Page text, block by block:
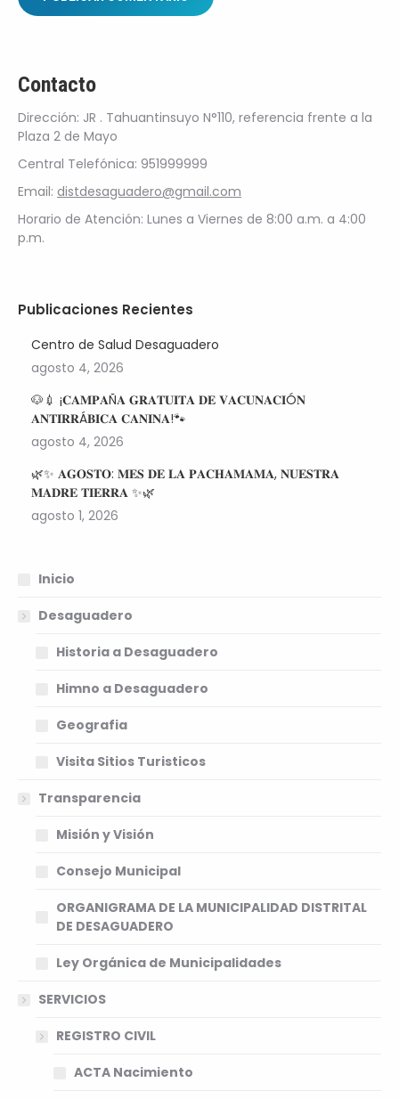
Contacto
Dirección: JR . Tahuantinsuyo N°110, referencia frente a la
Plaza 2 de Mayo
Central Telefónica: 951999999
Email: distdesaguadero@gmail.com
Horario de Atención: Lunes a Viernes de 8:00 a.m. a 4:00
p.m.
Publicaciones Recientes
Centro de Salud Desaguadero
agosto 4, 2026
🐶💉 ¡𝐂𝐀𝐌𝐏𝐀Ñ𝐀 𝐆𝐑𝐀𝐓𝐔𝐈𝐓𝐀 𝐃𝐄 𝐕𝐀𝐂𝐔𝐍𝐀𝐂𝐈Ó𝐍
𝐀𝐍𝐓𝐈𝐑𝐑Á𝐁𝐈𝐂𝐀 𝐂𝐀𝐍𝐈𝐍𝐀!🐾
agosto 4, 2026
🌿✨ 𝐀𝐆𝐎𝐒𝐓𝐎: 𝐌𝐄𝐒 𝐃𝐄 𝐋𝐀 𝐏𝐀𝐂𝐇𝐀𝐌𝐀𝐌𝐀, 𝐍𝐔𝐄𝐒𝐓𝐑𝐀
𝐌𝐀𝐃𝐑𝐄 𝐓𝐈𝐄𝐑𝐑𝐀 ✨🌿
agosto 1, 2026
Inicio
Desaguadero
Historia a Desaguadero
Himno a Desaguadero
Geografia
Visita Sitios Turisticos
Transparencia
Misión y Visión
Consejo Municipal
ORGANIGRAMA DE LA MUNICIPALIDAD DISTRITAL
DE DESAGUADERO
Ley Orgánica de Municipalidades
SERVICIOS
REGISTRO CIVIL
ACTA Nacimiento